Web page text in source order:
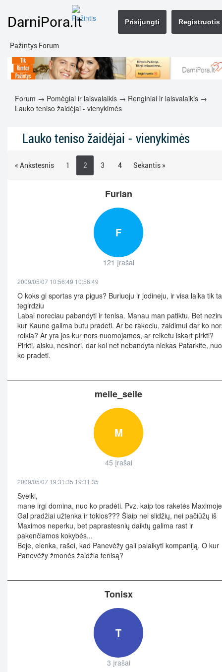
DarniPora.lt
Pažintys Forum
Registruotis
Prisijungti
Forum → Pomėgiai ir laisvalaikis → Renginiai ir laisvalaikis →
Lauko teniso žaidėjai - vienykimės
Lauko teniso žaidėjai - vienykimės
« Ankstesnis 1 2 3 4 Sekantis »
Furian
F
121 įrašai
2009/05/07 10:56:49 10:56:49
O koks gi sportas yra pigus? Buriuoju ir jodineju, ir visa laika tik
tegirdziu
Labai noreciau pabandyti ir tenisa. Manau man patiktu. Bet
kur Kaune galima butu pradeti. Ar be rakeciu, zaidimui dar ko
reikia? Ar yra jos kur nors nuomojamos, ar reiketu iskart pirkti?
Pirkti, aisku, nesinori, dar kol net nebandyta niekas Patarkite, nuo
ko pradeti.
meile_seile
M
45 įrašai
2009/05/07 19:31:35 19:31:35
Sveiki,
mane irgi domina, nuo ko pradėti. Pvz. kaip tos raketės
Gal pradžiai užtenka ir tokios??? Šiaip nei slidžių, nei pačiūžų iš
Maximos neperku, bet paprastesnių daiktų galima rast ir
pakenčiamos kokybės...
Beje, elenka, rašei, kad Panevėžy gali palaikyti kompaniją. O kur
Panevėžy žmonės žaidžia tenisą?
Tonisx
T
3 įrašai